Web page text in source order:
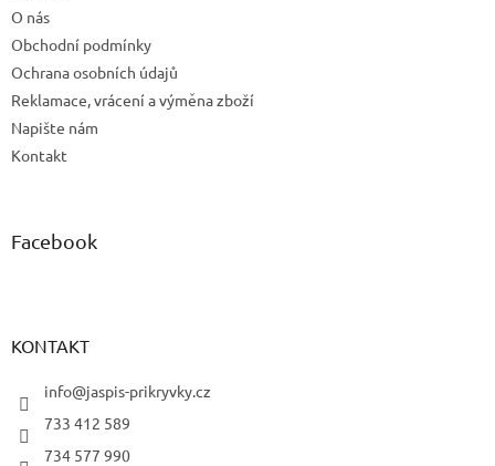
O nás
Obchodní podmínky
Ochrana osobních údajů
Reklamace, vrácení a výměna zboží
Napište nám
Kontakt
Facebook
KONTAKT
info@jaspis-prikryvky.cz
733 412 589
734 577 990